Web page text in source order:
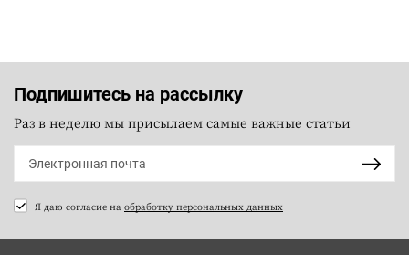
Подпишитесь на рассылку
Раз в неделю мы присылаем самые важные статьи
Я даю согласие на обработку персональных данных